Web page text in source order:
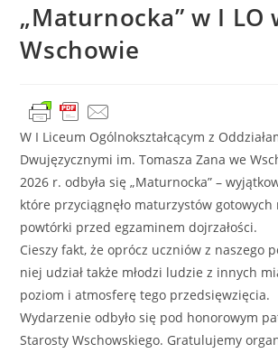
„Maturnocka” w I LO
Wschowie
W I Liceum Ogólnokształcącym z
Dwujęzycznymi im. Tomasza Zana we
2026 r. odbyła się „Maturnocka” –
które przyciągnęło maturzystów
powtórki przed egzaminem dojrzałości.
Cieszy fakt, że oprócz uczniów z naszego
niej udział także młodzi ludzie z innych
poziom i atmosferę tego przedsięwzięcia.
Wydarzenie odbyło się pod honorowym
Starosty Wschowskiego. Gratulujemy